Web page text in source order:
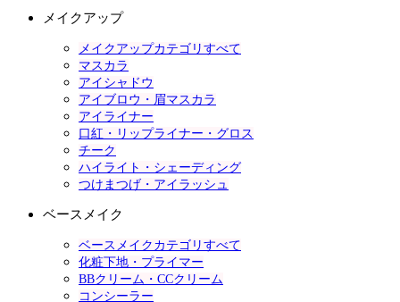
メイクアップ
メイクアップカテゴリすべて
マスカラ
アイシャドウ
アイブロウ・眉マスカラ
アイライナー
口紅・リップライナー・グロス
チーク
ハイライト・シェーディング
つけまつげ・アイラッシュ
ベースメイク
ベースメイクカテゴリすべて
化粧下地・プライマー
BBクリーム・CCクリーム
コンシーラー